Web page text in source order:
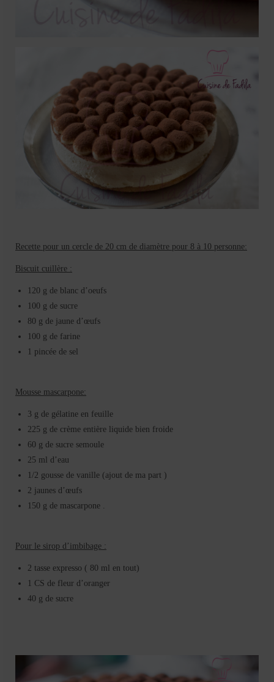
Recette pour un cercle de 20 cm de diamètre pour 8 à 10 personne:
Biscuit cuillère :
120 g de blanc d’oeufs
100 g de sucre
80 g de jaune d’œufs
100 g de farine
1 pincée de sel
Mousse mascarpone:
3 g de gélatine en feuille
225 g de crème entière liquide bien froide
60 g de sucre semoule
25 ml d’eau
1/2 gousse de vanille (ajout de ma part )
2 jaunes d’œufs
150 g de mascarpone .
Pour le sirop d’imbibage :
2 tasse expresso ( 80 ml en tout)
1 CS de fleur d’oranger
40 g de sucre